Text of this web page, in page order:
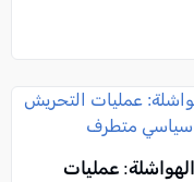
عمليات